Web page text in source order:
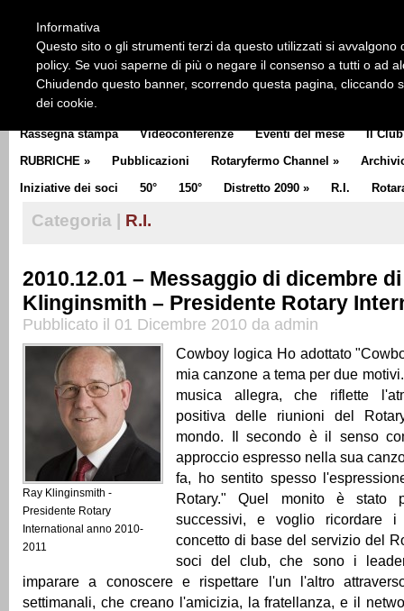
CLUB COMMUNICATOR
Rassegna stampa Videoconferenze Eventi del mese Il Club
RUBRICHE » Pubblicazioni Rotaryfermo Channel »
Iniziative dei soci
50° 150° Distretto 2090 » R.I.
Categoria | R.I.
2010.12.01 – Messaggio di dicembre
Klinginsmith – Presidente Rotary
Pubblicato il 01 Dicembre 2010 da admin
Ray Klinginsmith -
Presidente Rotary
International anno 2010-
2011
Cowboy logica Ho adottato
mia canzone a tema per due
musica allegra, che riflette
positiva delle riunioni del
mondo. Il secondo è il senso
approccio espresso nella sua
fa, ho sentito spesso
Rotary." Quel monito è stato
successivi, e voglio ricordare
concetto di base del servizio del
soci del club, che sono i
imparare a conoscere e rispettare l'un l'altro
settimanali, che creano l'amicizia, la fratellanza, e il
Informativa
Questo sito o gli strumenti terzi da questo utilizzati si
policy. Se vuoi saperne di più o negare il consenso a tutti o ad
Chiudendo questo banner, scorrendo questa pagina, cliccando
dei cookie.